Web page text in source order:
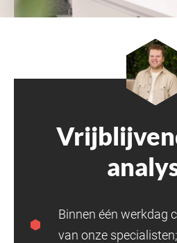
Binnen één werkdag
van onze specialisten;